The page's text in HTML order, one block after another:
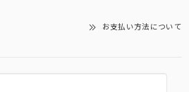
お支払い方法について